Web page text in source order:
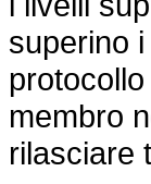
superino
membro
rilasciare